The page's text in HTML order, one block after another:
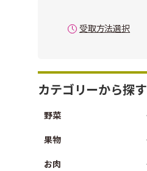
受取方法選択
カテゴリーから探す
野菜
果物
お肉